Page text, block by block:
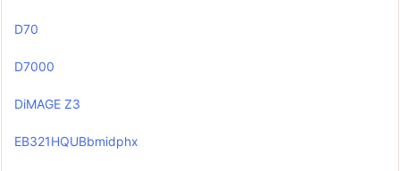
D70
D7000
DiMAGE Z3
EB321HQUBbmidphx